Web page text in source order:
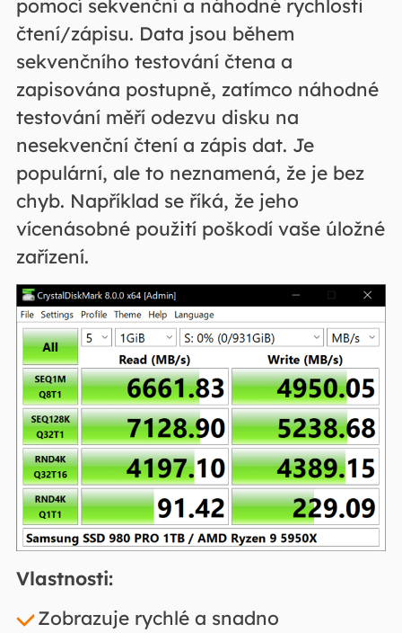
pomocí sekvenční a náhodné rychlosti
čtení/zápisu. Data jsou během
sekvenčního testování čtena a
zapisována postupně, zatímco náhodné
testování měří odezvu disku na
nesekvenční čtení a zápis dat. Je
populární, ale to neznamená, že je bez
chyb. Například se říká, že jeho
vícenásobné použití poškodí vaše úložné
zařízení.
Vlastnosti:
Zobrazuje rychlé a snadno